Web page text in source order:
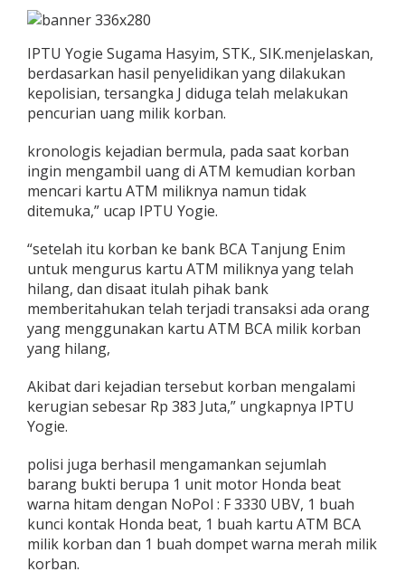
IPTU Yogie Sugama Hasyim, STK., SIK.menjelaskan,
berdasarkan hasil penyelidikan yang dilakukan
kepolisian, tersangka J diduga telah melakukan
pencurian uang milik korban.
kronologis kejadian bermula, pada saat korban
ingin mengambil uang di ATM kemudian korban
mencari kartu ATM miliknya namun tidak
ditemuka,” ucap IPTU Yogie.
“setelah itu korban ke bank BCA Tanjung Enim
untuk mengurus kartu ATM miliknya yang telah
hilang, dan disaat itulah pihak bank
memberitahukan telah terjadi transaksi ada orang
yang menggunakan kartu ATM BCA milik korban
yang hilang,
Akibat dari kejadian tersebut korban mengalami
kerugian sebesar Rp 383 Juta,” ungkapnya IPTU
Yogie.
polisi juga berhasil mengamankan sejumlah
barang bukti berupa 1 unit motor Honda beat
warna hitam dengan NoPol : F 3330 UBV, 1 buah
kunci kontak Honda beat, 1 buah kartu ATM BCA
milik korban dan 1 buah dompet warna merah milik
korban.